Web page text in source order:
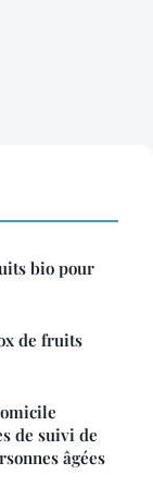
bio pour
de fruits
de suivi de
âgées